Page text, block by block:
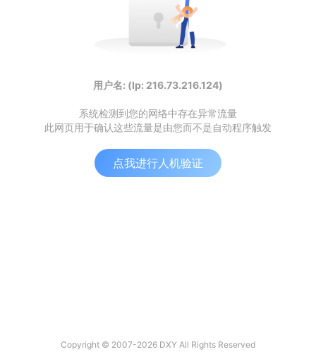
用户名: (Ip: 216.73.216.124)
系统检测到您的网络中存在异常流量
此网页用于确认这些流量是由您而不是自动程序触发
点我进行人机验证
Copyright © 2007-2026 DXY All Rights Reserved